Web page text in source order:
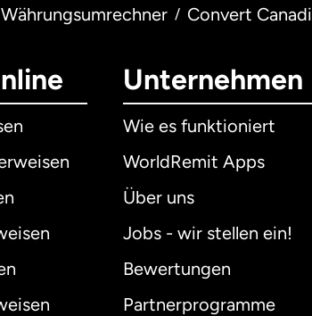
Währungsumrechner / Convert
Unternehmen
Wie es funktioniert
WorldRemit Apps
Über uns
Jobs - wir stellen ein!
Bewertungen
Partnerprogramme